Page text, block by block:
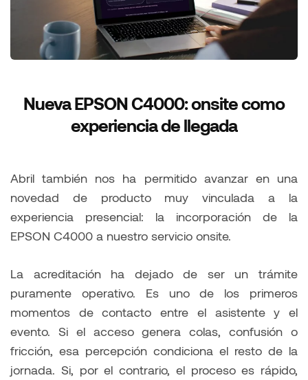
Nueva EPSON C4000: onsite como
experiencia de llegada
Abril también nos ha permitido avanzar en una
novedad de producto muy vinculada a la
experiencia presencial: la incorporación de la
EPSON C4000 a nuestro servicio onsite.
La acreditación ha dejado de ser un trámite
puramente operativo. Es uno de los primeros
momentos de contacto entre el asistente y el
evento. Si el acceso genera colas, confusión o
fricción, esa percepción condiciona el resto de la
jornada. Si, por el contrario, el proceso es rápido,